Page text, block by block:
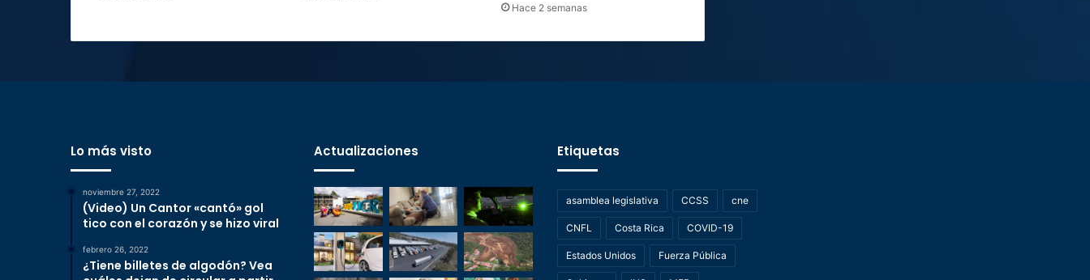
Hace 2 semanas
Lo más visto
noviembre 27, 2022
(Video) Un Cantor «cantó» gol
tico con el corazón y se hizo viral
febrero 26, 2022
¿Tiene billetes de algodón? Vea
Actualizaciones Etiquetas
asamblea legislativa CCSS cne
CNFL Costa Rica COVID-19
Estados Unidos Fuerza Pública